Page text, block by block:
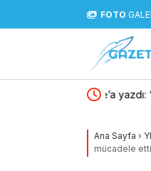
FOTO
Ödüllü
Ana Sayfa ›
mücadele etti